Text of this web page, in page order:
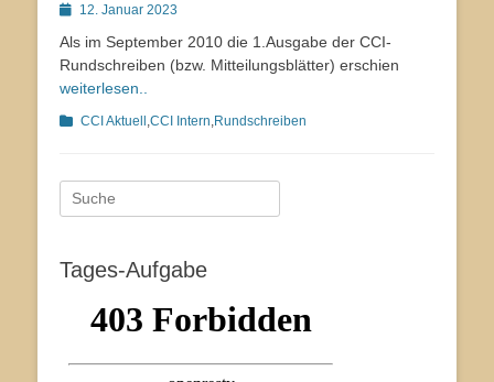
Veröffentlicht
12. Januar 2023
Als im September 2010 die 1.Ausgabe der CCI-
Rundschreiben (bzw. Mitteilungsblätter) erschien
weiterlesen..
Kategorien
CCI Aktuell ,CCI Intern,Rundschreiben
Suche
nach:
Tages-Aufgabe